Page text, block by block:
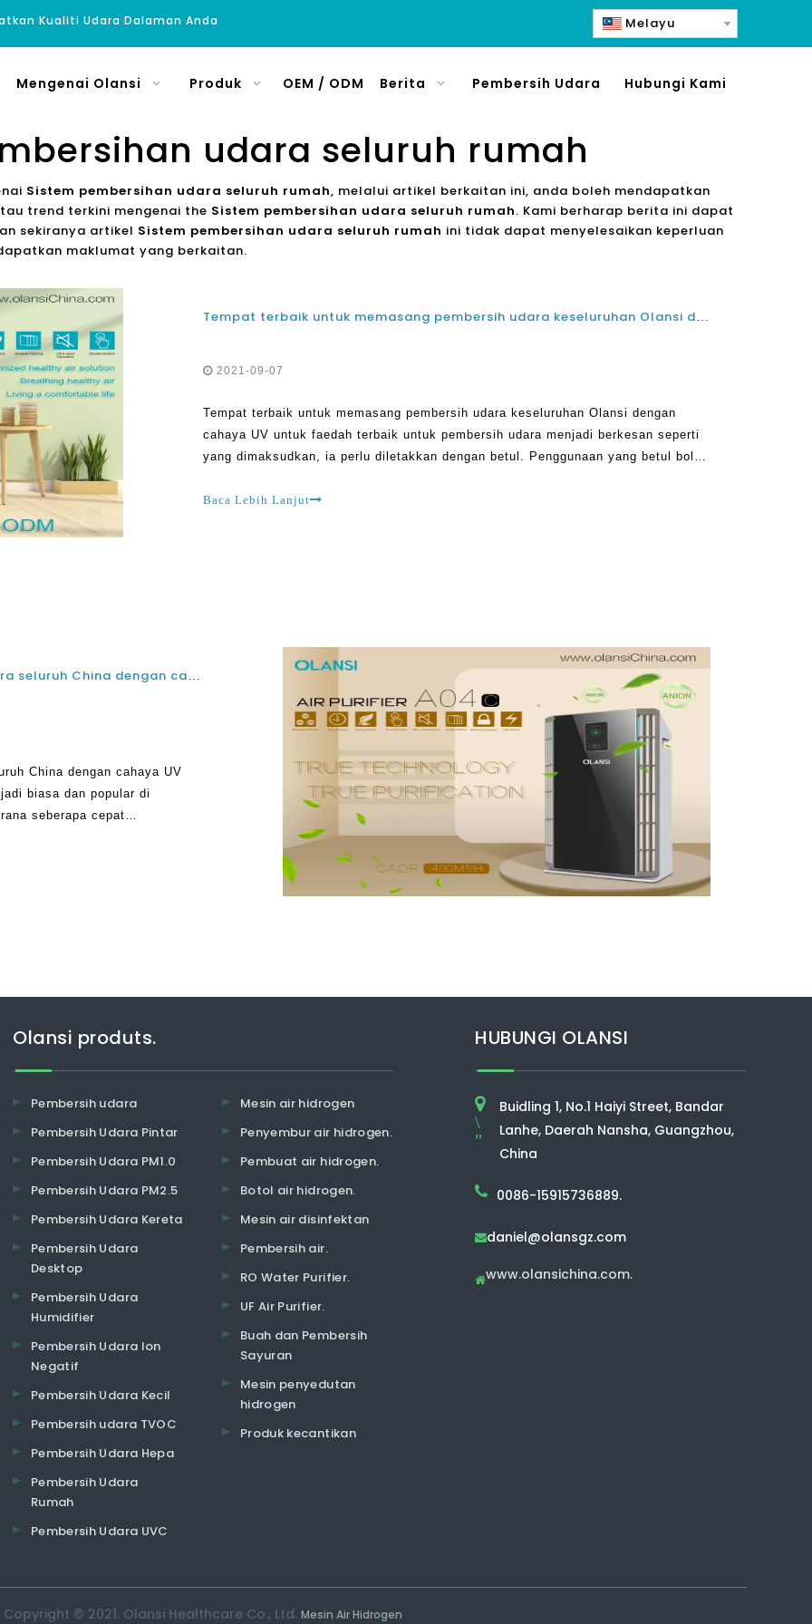
Kualiti Udara Dalaman Anda Melayu
Mengenai Olansi Produk OEM / ODM Berita Pembersih Udara Hubungi Kami
udara seluruh rumah
Sistem pembersihan udara seluruh rumah, melalui artikel berkaitan ini, anda boleh mendapatkan
trend terkini mengenai the Sistem pembersihan udara seluruh rumah. Kami berharap berita ini dapat
sekiranya artikel Sistem pembersihan udara seluruh rumah ini tidak dapat menyelesaikan keperluan
maklumat yang berkaitan.
Tempat terbaik untuk memasang pembersih udara keseluruhan Olansi dengan cahaya UV untuk faedah terbaik
2021-09-07
Tempat terbaik untuk memasang pembersih udara keseluruhan Olansi dengan
cahaya UV untuk faedah terbaik untuk pembersih udara menjadi berkesan seperti
yang dimaksudkan, ia perlu diletakkan dengan betul. Penggunaan yang betul boleh
Pembersih udara olansi adalah tinggi-
Baca Lebih Lanjut
Bagaimana untuk memasang pembersih udara seluruh China dengan cahaya UV dalam saluran untuk HVAC
China dengan cahaya UV
biasa dan popular di
seberapa cepat
Olansi produts.
Pembersih udara
Pembersih Udara Pintar
Pembersih Udara PM1.0
Pembersih Udara PM2.5
Pembersih Udara Kereta
Pembersih Udara
Desktop
Pembersih Udara
Humidifier
Pembersih Udara Ion
Negatif
Pembersih Udara Kecil
Pembersih udara TVOC
Pembersih Udara Hepa
Pembersih Udara
Rumah
Pembersih Udara UVC
Mesin air hidrogen
Penyembur air hidrogen.
Pembuat air hidrogen.
Botol air hidrogen.
Mesin air disinfektan
Pembersih air.
RO Water Purifier.
UF Air Purifier.
Buah dan Pembersih
Sayuran
Mesin penyedutan
hidrogen
Produk kecantikan
HUBUNGI OLANSI
\
"
Buidling 1, No.1 Haiyi Street, Bandar
Lanhe, Daerah Nansha, Guangzhou,
China
0086-15915736889.
daniel@olansgz.com
www.olansichina.com.
Copyright © 2021. Olansi Healthcare Co., Ltd. Mesin Air Hidrogen